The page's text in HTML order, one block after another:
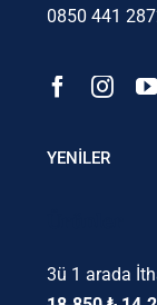
0850 441
YENİLER
3ü 1 arada